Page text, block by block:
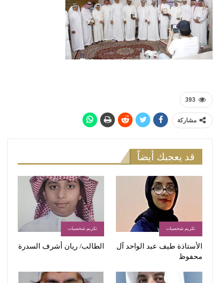
393
مشاركة
قد يعجبك أيضاً
تكريم شخصيات
الأستاذة طیف عبد الواحد آل
محفوظ
تكريم شخصيات
الطالب/ ريان أشرف السدرة